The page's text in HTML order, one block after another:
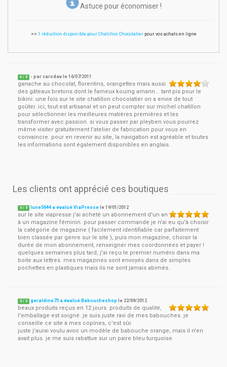
Astuce pour économiser !
>> 1 réduction disponible pour Chatillon Chocolatierpour vos achats en ligne
4 / 5 - parcarodav le16/07/2011
ganache au chocolat, florentins, orangettes mais aussi
des gâteaux bretons dont le fameux kouing amann... tant pis pour le
bikini: une fois sur le site chatillon chocolatier on a envie de tout
goûter..ici, tout est artisanal et on peut compter sur michel chatillon
pour sélectionner les meilleures matières premières et les
transformer avec passion. si vous passer par pleyben vous pourrez
même visiter gratuitement l'atelier de fabrication pour vous en
convaincre. pour en revenir au site, la navigation est agréable et toutes
les informations sont également disponibles en anglais.
Les clients ont apprécié ces boutiques
5 / 5 lune5644 a évalué ViaPresse le19/01/2012
sur le site viapresse j'ai acheté un abonnement d'un an
à un magazine féminin. pour passer commande je n'ai eu qu'à choisir
la catégorie de magazine ( facilement identifiable car parfaitement
bien classée par genre sur le site ), puis mon magazine, choisir la
durée de mon abonnement, renseigner mes coordonnées et payer !
quelques semaines plus tard, j'ai reçu le premier numéro dans ma
boite aux lettres. mes magazines sont envoyés dans de simples
pochettes en plastiques mais ils ne sont jamais abimés.
5 / 5 geraldine75 a évalué Baboucheshop le 22/09/2012
beaux produits reçus en 12 jours. produits de qualité,
l'emballage est soigné. je suis juste ravi de mes babouches. je
conseille ce site à mes copines, c'est sûr.
juste j'aurai voulu avoir un modèle de babouche orange, mais il n'en
avait plus. je me suis rabattue sur un paire bleu turquoise.